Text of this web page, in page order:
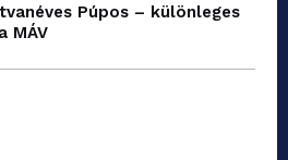
Púpos – különleges
MÁV